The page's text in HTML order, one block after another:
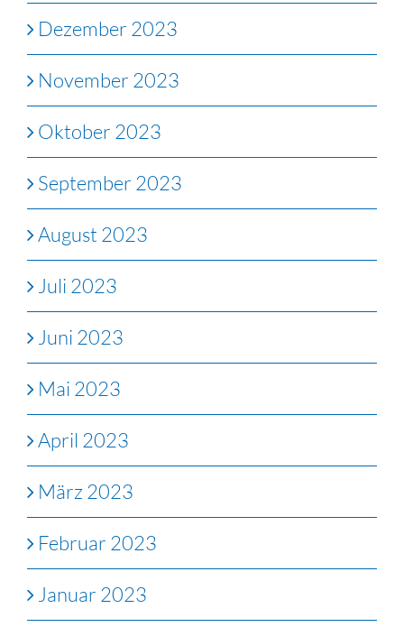
Dezember 2023
November 2023
Oktober 2023
September 2023
August 2023
Juli 2023
Juni 2023
Mai 2023
April 2023
März 2023
Februar 2023
Januar 2023